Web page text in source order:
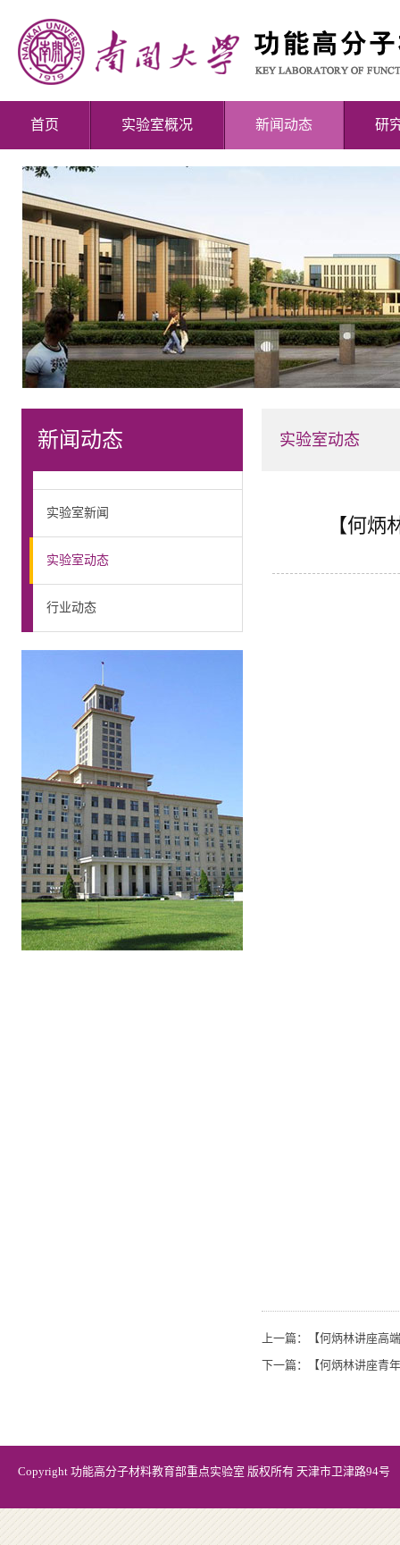
首页 实验室概况 新闻动态 研
新闻动态
实验室新闻
实验室动态
行业动态
实验室动态
【何
上一篇：
【何炳林讲座高
下一篇：
【何炳林讲座青
Copyright 功能高分子材料教育部重点实验室 版权所有 天津市卫津路94号